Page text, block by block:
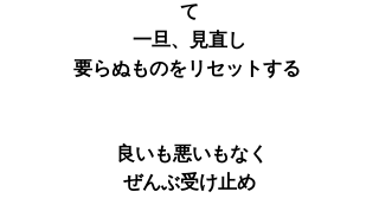
て
一旦、見直し
要らぬものをリセットする
良いも悪いもなく
ぜんぶ受け止め